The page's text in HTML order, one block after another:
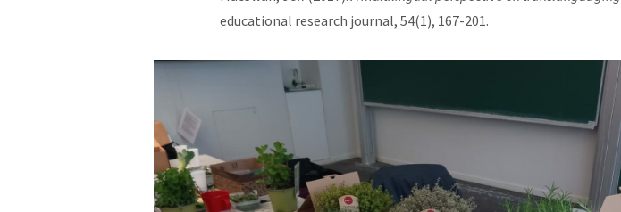
educational research journal, 54(1), 167-201.